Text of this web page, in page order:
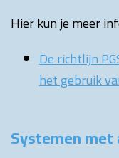
Hier kun je meer
De richtlijn
het gebruik
Systemen